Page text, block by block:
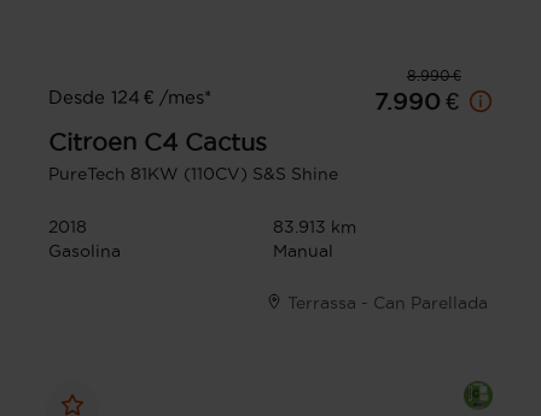
8.990 €
Desde 124 € /mes*
7.990 €
Citroen C4 Cactus
PureTech 81KW (110CV) S&S Shine
2018
83.913 km
Gasolina
Manual
Terrassa - Can Parellada